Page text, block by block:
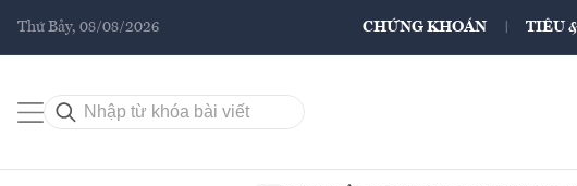
Thứ Bảy, 08/08/2026 CHỨNG KHOÁN TIÊU